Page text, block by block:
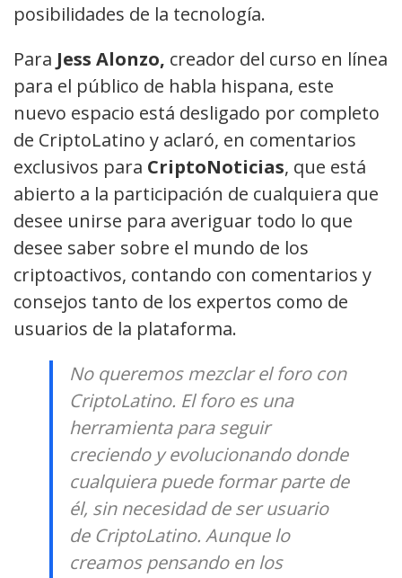
posibilidades de la tecnología.
Para Jess Alonzo, creador del curso en línea
para el público de habla hispana, este
nuevo espacio está desligado por completo
de CriptoLatino y aclaró, en comentarios
exclusivos para CriptoNoticias, que está
abierto a la participación de cualquiera que
desee unirse para averiguar todo lo que
desee saber sobre el mundo de los
criptoactivos, contando con comentarios y
consejos tanto de los expertos como de
usuarios de la plataforma.
No queremos mezclar el foro con
CriptoLatino. El foro es una
herramienta para seguir
creciendo y evolucionando donde
cualquiera puede formar parte de
él, sin necesidad de ser usuario
de CriptoLatino. Aunque lo
creamos pensando en los